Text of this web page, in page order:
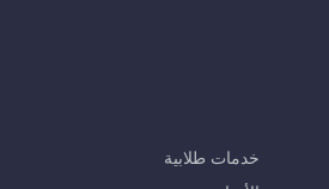
خدمات طلابية